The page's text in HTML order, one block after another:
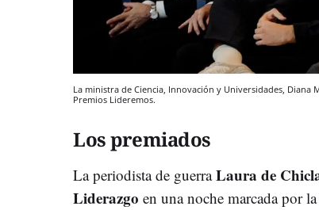
La ministra de Ciencia, Innovación y Universidades, Diana
Premios Lideremos.
Los premiados
La periodista de guerra Laura de
Liderazgo en una noche marcada por